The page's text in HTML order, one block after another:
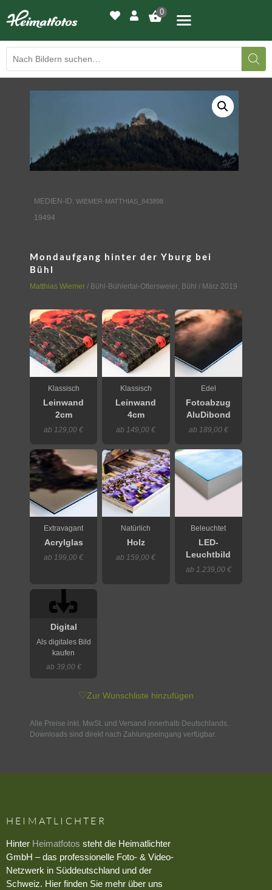
0
DRUCKQUALITÄTEN
LED-LEUCHTBILDER
MEDIEN-ID: WIEMER-MATTHIAS_843898
19494
Mondaufgang hinter der Yburg bei
Bühl
Matthias Wiemer / Bühl-Bühlertal-Ottersweier Bühl / März 2019
Klassisch
Leinwand
2cm
ab 129,00 €
Klassisch
Leinwand
4cm
ab 149,00 €
Edel
Fotoabzug
AluDibond
ab 189,00 €
Extravagant
Acrylglas
ab 199,00 €
Natürlich
Holz
ab 159,00 €
Beleuchtet
LED-
Leuchtbild
ab 1.239,00 €
Digital
Als digitales Bild
kaufen
ab 39,00 €
♡Zur Wunschliste hinzufügen
Alle Preise inkl. MwSt. und Versand innerhalb Deutschlands.
Downloads sind direkt nach Zahlungseingang verfügbar.
HEIMATLICHTER
Hinter Heimatfotos steht die Heimatlichter
GmbH – das professionelle Foto- & Video-
Netzwerk in Süddeutschland und der
Schweiz. Hier finden Sie mehr über uns